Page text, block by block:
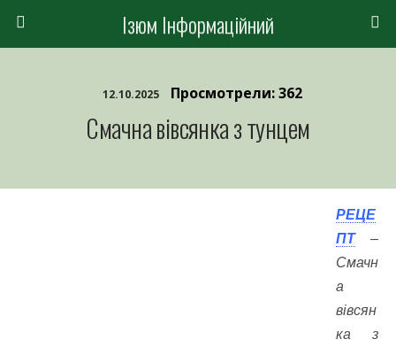
Ізюм Інформаційний
12.10.2025 Просмотрели: 362
Смачна вівсянка з тунцем
РЕЦЕ
ПТ
–
Смачн
а
вівсян
ка з